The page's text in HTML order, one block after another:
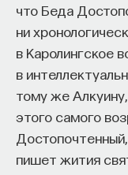
что Беда
ни
в Каролингское
в
тому же
этого самого
пишет жития